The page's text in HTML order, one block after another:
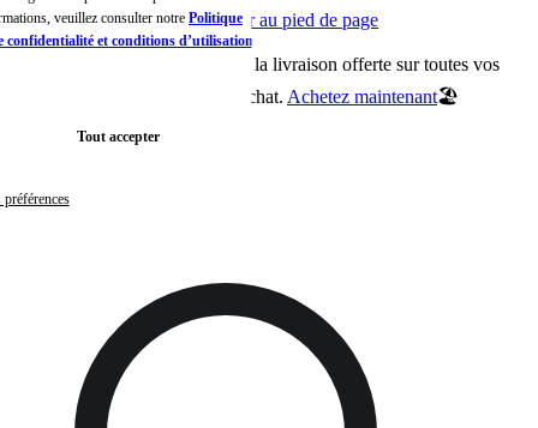
veuillez consulter notrePolitique
confidentialité et conditions d’utilisation de
Tout accepter
préférences
Passer au contenu principalAller au pied de page
🏖️Jusqu’au 24 août, profitez de la livraison offerte sur toutes vos
commandes, sans minimum d’achat. Achetez maintenant🏖️